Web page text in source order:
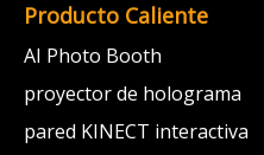
Producto Caliente
AI Photo Booth
proyector de holograma
pared KINECT interactiva